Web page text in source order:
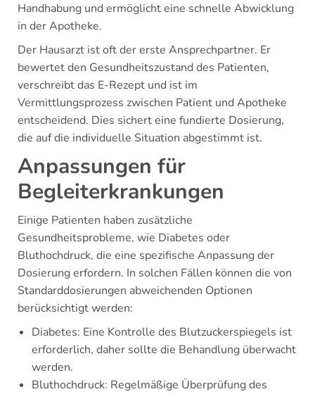
Handhabung und ermöglicht eine schnelle Abwicklung
in der Apotheke.
Der Hausarzt ist oft der erste Ansprechpartner. Er
bewertet den Gesundheitszustand des Patienten,
verschreibt das E-Rezept und ist im
Vermittlungsprozess zwischen Patient und Apotheke
entscheidend. Dies sichert eine fundierte Dosierung,
die auf die individuelle Situation abgestimmt ist.
Anpassungen für
Begleiterkrankungen
Einige Patienten haben zusätzliche
Gesundheitsprobleme, wie Diabetes oder
Bluthochdruck, die eine spezifische Anpassung der
Dosierung erfordern. In solchen Fällen können die von
Standarddosierungen abweichenden Optionen
berücksichtigt werden:
Diabetes: Eine Kontrolle des Blutzuckerspiegels ist
erforderlich, daher sollte die Behandlung überwacht
werden.
Bluthochdruck: Regelmäßige Überprüfung des